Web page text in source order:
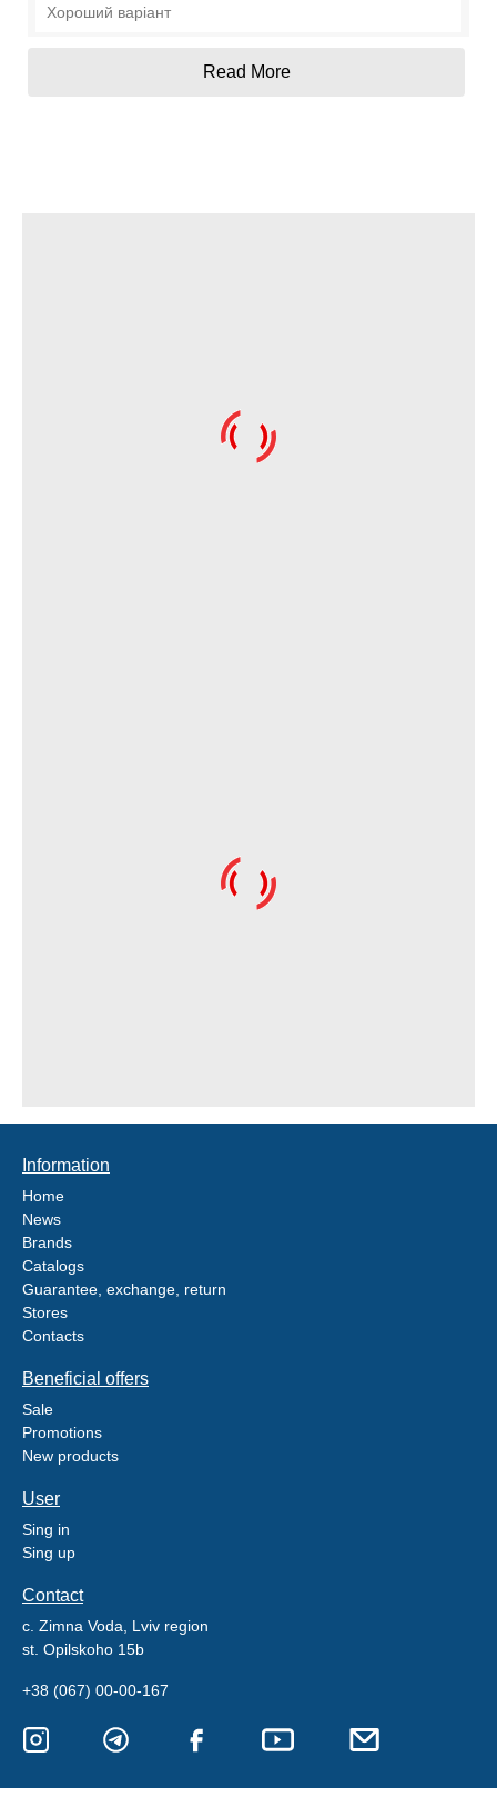
Хороший варіант
Read More
Information
Home
News
Brands
Catalogs
Guarantee, exchange, return
Stores
Contacts
Beneficial offers
Sale
Promotions
New products
User
Sing in
Sing up
Contact
c. Zimna Voda, Lviv region
st. Opilskoho 15b
+38 (067) 00-00-167